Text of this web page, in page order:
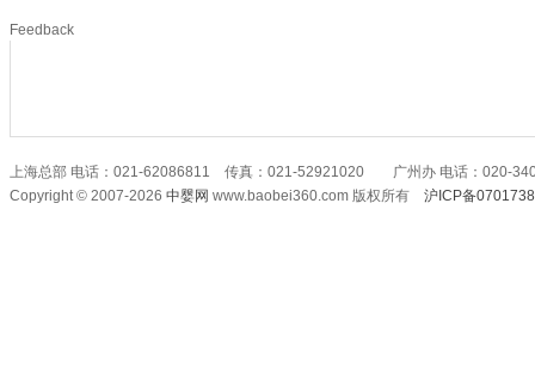
Feedback
上海总部 电话：021-62086811 传真：021-52921020 广州办 电话：020-
Copyright © 2007-2026 中婴网 www.baobei360.com 版权所有 沪ICP备